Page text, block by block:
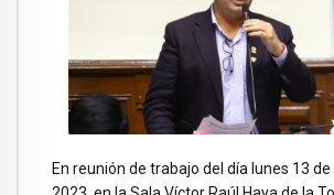
En reunión de trabajo del día lunes 13